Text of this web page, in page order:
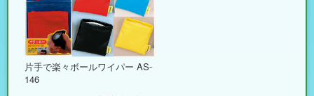
片手で楽々ボールワイパー AS-
146